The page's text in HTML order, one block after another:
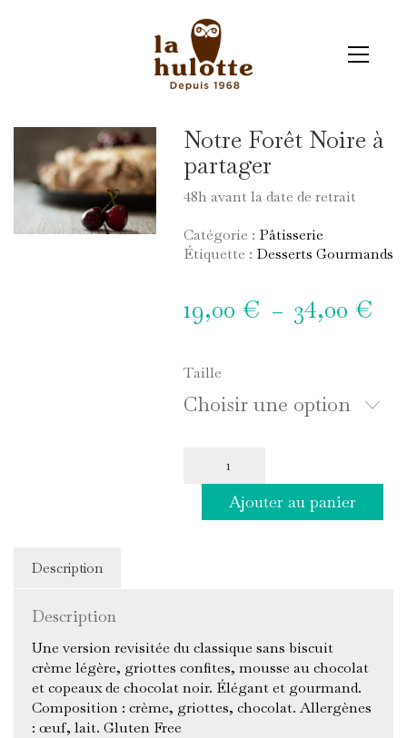
Notre Forêt Noire à
partager
48h avant la date de retrait
Catégorie : Pâtisserie
Étiquette : Desserts Gourmands
19,00 € – 34,00 €
Taille
Choisir une option
Notre
Noire
Ajouter au panier
Description
Description
Une version revisitée du classique sans biscuit
crème légère, griottes confites, mousse au chocolat
et copeaux de chocolat noir. Élégant et gourmand.
Composition : crème, griottes, chocolat. Allergènes
: œuf, lait. Gluten Free